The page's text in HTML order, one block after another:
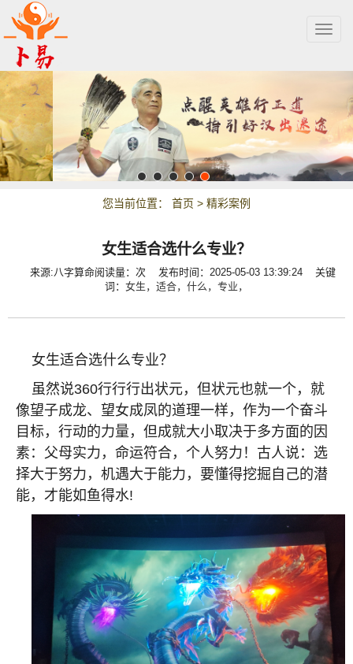
您当前位置： 首页 > 精彩案例
女生适合选什么专业？
来源:八字算命阅读量： 次 发布时间：2025-05-03 13:39:24 关键
词： 女生， 适合， 什么， 专业，
女生适合选什么专业？
虽然说360行行行出状元，但状元也就一个，就
像望子成龙、望女成凤的道理一样，作为一个奋斗
目标，行动的力量，但成就大小取决于多方面的因
素：父母实力，命运符合，个人努力！古人说：选
择大于努力，机遇大于能力，要懂得挖掘自己的潜
能，才能如鱼得水!